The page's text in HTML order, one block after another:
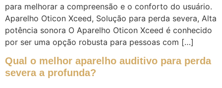
para melhorar a compreensão e o conforto do usuário.
Aparelho Oticon Xceed, Solução para perda severa, Alta
potência sonora O Aparelho Oticon Xceed é conhecido
por ser uma opção robusta para pessoas com […]
Qual o melhor aparelho auditivo para perda
severa a profunda?